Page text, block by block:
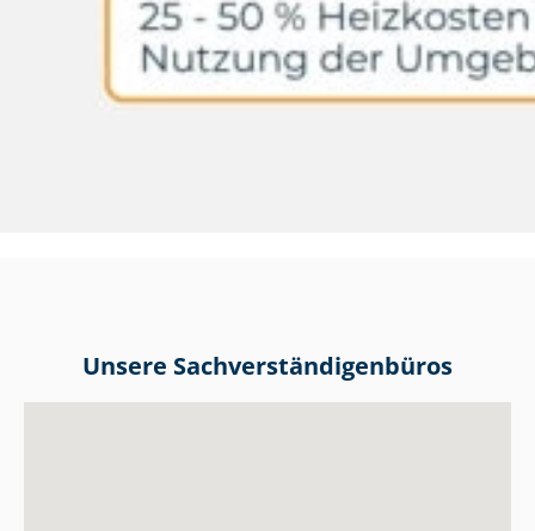
Unsere Sach­ver­stän­di­gen­bü­ros